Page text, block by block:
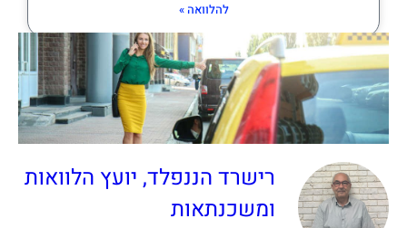
להלוואה »
רישרד הננפלד, יועץ הלוואות
ומשכנתאות